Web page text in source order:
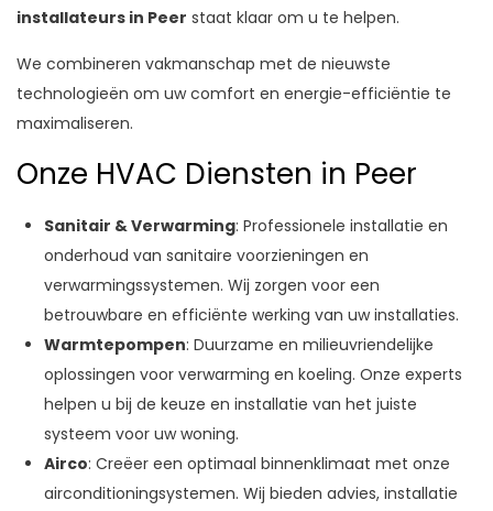
installateurs in Peer staat klaar om u te helpen.
We combineren vakmanschap met de nieuwste
technologieën om uw comfort en energie-efficiëntie te
maximaliseren.
Onze HVAC Diensten in Peer
Sanitair & Verwarming: Professionele installatie en
onderhoud van sanitaire voorzieningen en
verwarmingssystemen. Wij zorgen voor een
betrouwbare en efficiënte werking van uw installaties.
Warmtepompen: Duurzame en milieuvriendelijke
oplossingen voor verwarming en koeling. Onze experts
helpen u bij de keuze en installatie van het juiste
systeem voor uw woning.
Airco: Creëer een optimaal binnenklimaat met onze
airconditioningsystemen. Wij bieden advies, installatie